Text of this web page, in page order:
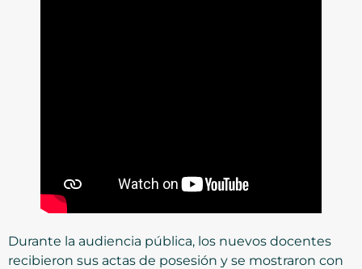
Durante la audiencia pública, los nuevos docentes
recibieron sus actas de posesión y se mostraron con